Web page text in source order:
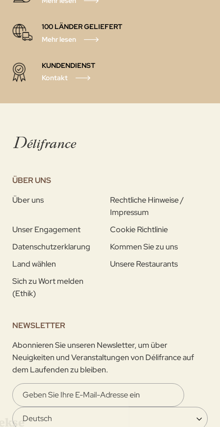
100 LÄNDER GELIEFERT
Mehr lesen
KUNDENDIENST
Kontakt
ÜBER UNS
Über uns
Rechtliche Hinweise /
Impressum
Unser Engagement
Cookie Richtlinie
Datenschutzerklarung
Kommen Sie zu uns
Land wählen
Unsere Restaurants
Sich zu Wort melden
(Ethik)
NEWSLETTER
Abonnieren Sie unseren Newsletter, um über
Neuigkeiten und Veranstaltungen von Délifrance auf
dem Laufenden zu bleiben.